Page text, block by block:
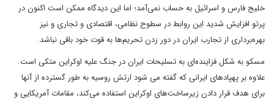
خلیج فارس و اسرائیل به حساب نمی‌آمد؛ اما این دیدگاه ممکن است اکنون در
پرتو افزایش شدید این روابط در سطوح نظامی، اقتصادی و تجاری و نیز
بهره‌برداری از تجارب ایران در دور زدن تحریم‌ها به قوت خود باقی نباشد.
مسکو به شکل فزاینده‌ای به تسلیحات ایران در جنگ علیه اوکراین متکی است.
علاوه بر پهپادهای ایرانی که گفته می شود ارتش روسیه به طور گسترده از آنها
برای هدف قرار دادن زیرساخت‌های اوکراین استفاده می‌کند، مقامات آمریکایی و